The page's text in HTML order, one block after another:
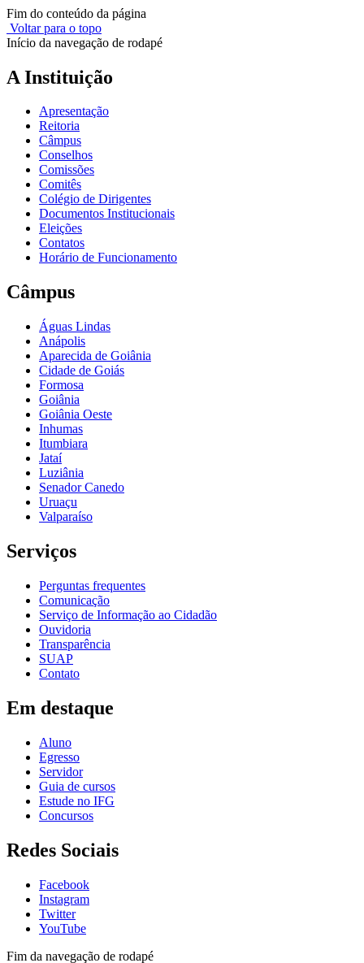
Fim do conteúdo da página
Voltar para o topo
Início da navegação de rodapé
A Instituição
Apresentação
Reitoria
Câmpus
Conselhos
Comissões
Comitês
Colégio de Dirigentes
Documentos Institucionais
Eleições
Contatos
Horário de Funcionamento
Câmpus
Águas Lindas
Anápolis
Aparecida de Goiânia
Cidade de Goiás
Formosa
Goiânia
Goiânia Oeste
Inhumas
Itumbiara
Jataí
Luziânia
Senador Canedo
Uruaçu
Valparaíso
Serviços
Perguntas frequentes
Comunicação
Serviço de Informação ao Cidadão
Ouvidoria
Transparência
SUAP
Contato
Em destaque
Aluno
Egresso
Servidor
Guia de cursos
Estude no IFG
Concursos
Redes Sociais
Facebook
Instagram
Twitter
YouTube
Fim da navegação de rodapé